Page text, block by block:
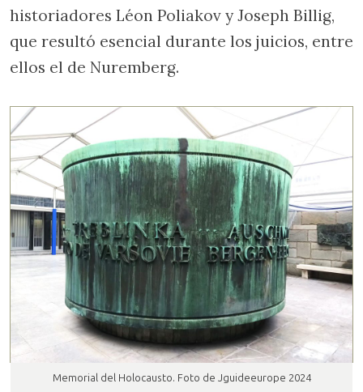
historiadores Léon Poliakov y Joseph Billig,
que resultó esencial durante los juicios, entre
ellos el de Nuremberg.
Memorial del Holocausto. Foto de Jguideeurope 2024